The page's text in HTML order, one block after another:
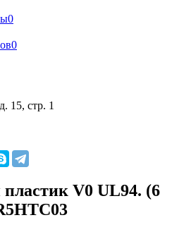
0
0
15, стр. 1
V0 UL94. (6